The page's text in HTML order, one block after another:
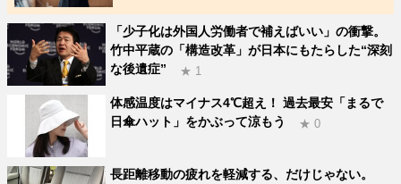
「少子化は外国人労働者で補えばいい」の衝撃。
竹中平蔵の「構造改革」が日本にもたらした“深刻
な後遺症”
★ 1
体感温度はマイナス4℃超え！ 過去最安「まるで
日傘ハット」をかぶって涼もう
★ 0
長距離移動の疲れを軽減する、だけじゃない。